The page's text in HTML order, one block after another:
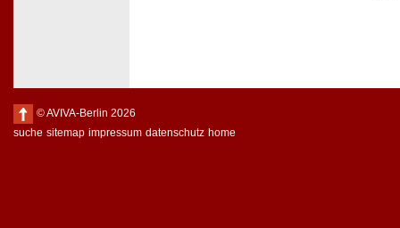
© AVIVA-Berlin 2026
suche sitemap impressum datenschutz home